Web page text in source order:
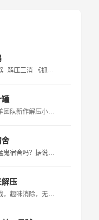
摸鱼神器 解压三消 《抓大鹅》是青岛蓝飞互娱科技股份有限公司推出的一款休闲益智类型的游戏，该游戏平台为微信小程序，适应年龄为18+，游戏语言为中文，于2024年3月6日发行。 《抓大鹅》游戏有很多玩法，在游玩的时候是可以自由的选择自己比较喜欢的关卡的。游戏的流程是看到出现的物品时就可以直接开始点击，用户通过“购物篮子”特定背景下，找到三个一样的物品将其消除。游玩的时候遇到比较困难的地方的时候是可以点击提示的，让玩家能够获得关键的线索。 该游戏的特点是玩法众多、超多关卡、实时排名、操作简单。
罐
羊了个羊团队新作解压小游戏！~ 《拔了个罐》是一款以拔罐为主题的休闲益智小游戏，游戏融合了“拧螺丝”玩法，玩家需要将杂乱摆放的罐罐放置到对应颜色的客人身上，凑齐三个即可消除，完成关卡挑战。游戏中还有丰富的装扮、舞蹈等元素，为玩家带来全新的游戏体验。 《拔了个罐》是简游互娱推出的一款小游戏，继承了“羊了个羊”的美术风格，玩法上融合了时下火爆全球的“拧螺丝”，上线首日即空降微信小游戏榜第23名。游戏以拔罐为主题，结合了除湿气等热门话题，引发玩家情感共鸣。
舍
听说过猛鬼宿舍吗？据说那里有宝藏，快去吧 《猛鬼宿舍》是一款2D塔防小游戏。游戏中玩家需躲避猎梦者的追捕，寻找适合自己的宿舍躲避，并发展经济建造炮台，抵御猎梦者。游戏中玩家只可以在房间中的空地板上进行建造，玩家点击空地板后，出现建筑菜单。游戏中玩家需要根据自己当前的经济选择性建造建筑，发现一条符合自己发展的道路。玩家需要将猎梦者猎梦者击败或者抵御至天亮方可获胜，反之猎梦者抓到玩家则玩家失败。 欢迎大家下载~如果有什么好的想法和建议还有期待，也欢迎大家在评论区留言哦！ 后续可能的计划： 启用昼夜模式/开发自走棋类淘汰玩法/开发多人合作闯关玩法/推出猛鬼视角/推出非对称对抗玩法等等~
压
指上游戏，趣味消除，无限解压！ 《疯狂来解压》是一款以解压为主题的益智类手游，它提供了多种有趣的解压方式，如挤压泡泡、切割肥皂、整理物品等，让玩家在轻松愉快的氛围中释放压力。游戏画面精美，色彩丰富，音效逼真，为玩家带来沉浸式的解压体验。 《疯狂来解压》是一款充满创意和挑战的休闲游戏，它结合了多种解压元素和趣味关卡，让玩家在享受解压乐趣的同时，也能锻炼自己的逻辑思维和反应能力。游戏操作简单易上手，适合所有年龄段的玩家，是放松心情、消磨时间的绝佳选择。